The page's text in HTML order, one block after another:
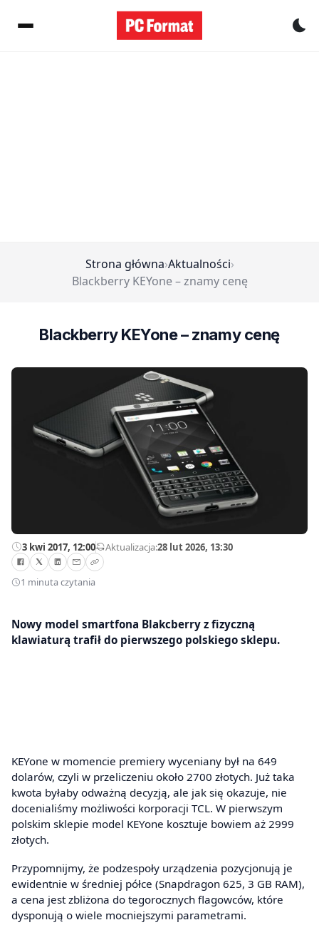
Strona główna›Aktualności›
Blackberry KEYone – znamy cenę
Blackberry KEYone – znamy cenę
3 kwi 2017, 12:00—Aktualizacja:28 lut 2026, 13:30
1 minuta czytania
Nowy model smartfona Blakcberry z fizyczną
klawiaturą trafił do pierwszego polskiego sklepu.
KEYone w momencie premiery wyceniany był na 649
dolarów, czyli w przeliczeniu około 2700 złotych. Już taka
kwota byłaby odważną decyzją, ale jak się okazuje, nie
docenialiśmy możliwości korporacji TCL. W pierwszym
polskim sklepie model KEYone kosztuje bowiem aż 2999
złotych.
Przypomnijmy, że podzespoły urządzenia pozycjonują je
ewidentnie w średniej półce (Snapdragon 625, 3 GB RAM),
a cena jest zbliżona do tegorocznych flagowców, które
dysponują o wiele mocniejszymi parametrami.